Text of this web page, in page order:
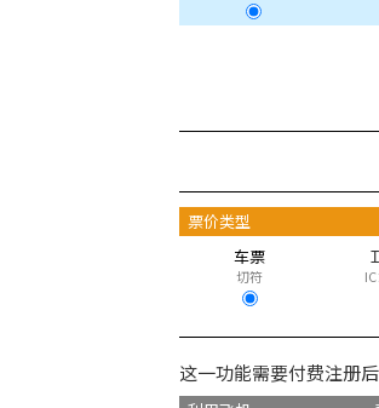
票价类型
车票
切符
这一功能需要付费注册后